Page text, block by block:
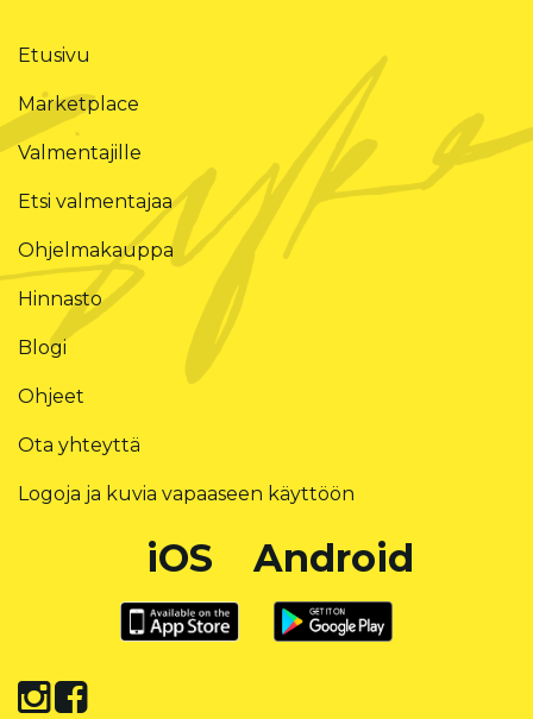
Etusivu
Marketplace
Valmentajille
Etsi valmentajaa
Ohjelmakauppa
Hinnasto
Blogi
Ohjeet
Ota yhteyttä
Logoja ja kuvia vapaaseen käyttöön
iOS Android